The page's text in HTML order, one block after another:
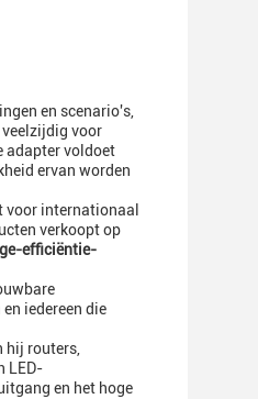
en scenario's,
voor
adapter voldoet
ervan worden
voor internationaal
verkoopt op
efficiëntie-
iedereen die
hij routers,
LED-
en het hoge